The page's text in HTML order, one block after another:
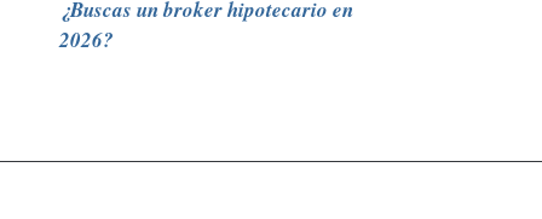
¿Buscas un broker hipotecario en
2026?